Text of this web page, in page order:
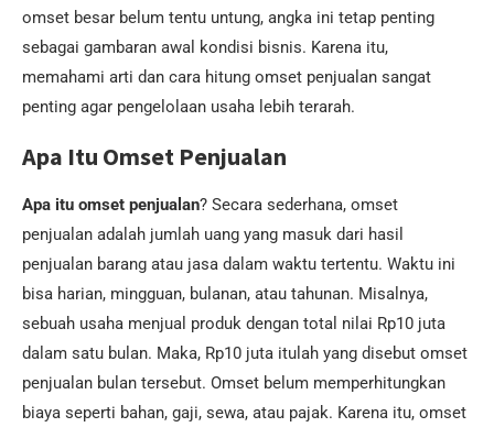
omset besar belum tentu untung, angka ini tetap penting
sebagai gambaran awal kondisi bisnis. Karena itu,
memahami arti dan cara hitung omset penjualan sangat
penting agar pengelolaan usaha lebih terarah.
Apa Itu Omset Penjualan
Apa itu omset penjualan? Secara sederhana, omset
penjualan adalah jumlah uang yang masuk dari hasil
penjualan barang atau jasa dalam waktu tertentu. Waktu ini
bisa harian, mingguan, bulanan, atau tahunan. Misalnya,
sebuah usaha menjual produk dengan total nilai Rp10 juta
dalam satu bulan. Maka, Rp10 juta itulah yang disebut omset
penjualan bulan tersebut. Omset belum memperhitungkan
biaya seperti bahan, gaji, sewa, atau pajak. Karena itu, omset